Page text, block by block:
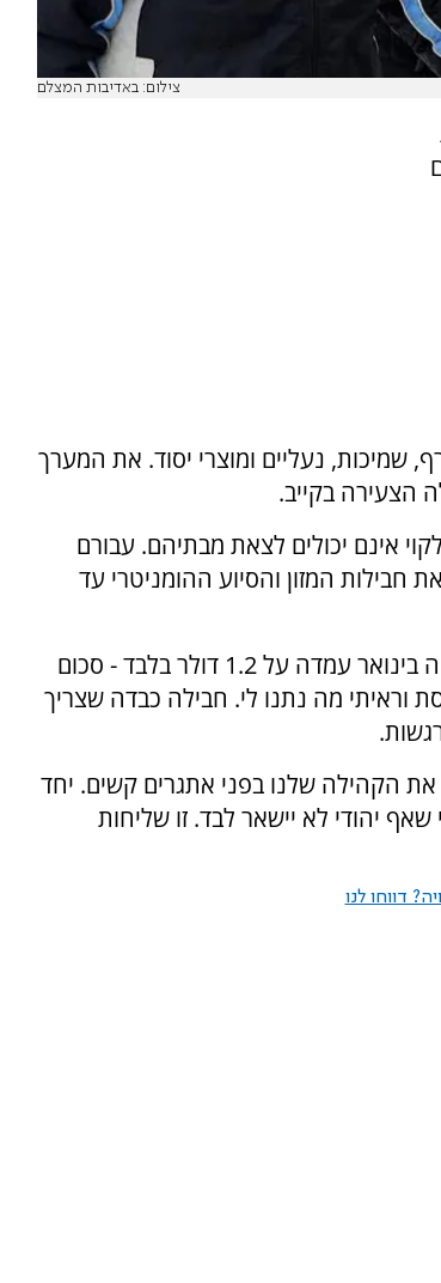
צילום: באדיבות המצלם
שמיכות, נעליים ומוצרי יסוד. את המערך
הצעירה בקייב.
אינם יכולים לצאת מבתיהם. עבורם
המזון והסיוע ההומניטרי עד
קשיש יהודי מקייב סיפר כי תוספת הפנסיה שקיבל מהמדינה בינואר עמדה על 1.2 דולר בלבד - סכום
וראיתי מה נתנו לי. חבילה כבדה שצריך
את הקהילה שלנו בפני אתגרים קשים. יחד
יהודי לא יישאר לבד. זו שליחות
דווחו לנו